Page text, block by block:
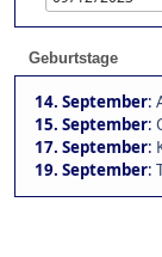
Geburtstage
14. September:
15. September:
17. September:
19. September: